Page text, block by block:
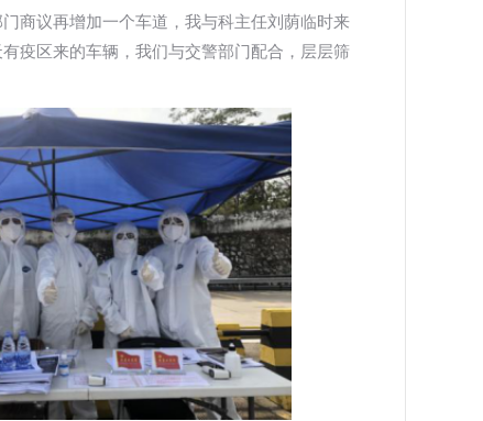
商议再增加一个车道，我与科主任刘荫临时来
疫区来的车辆，我们与交警部门配合，层层筛